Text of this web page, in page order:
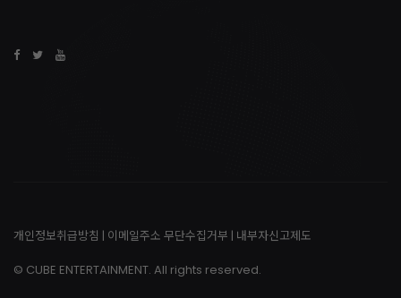
개인정보취급방침 | 이메일주소 무단수집거부 | 내부자신고제도
© CUBE ENTERTAINMENT. All rights reserved.